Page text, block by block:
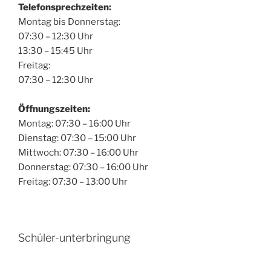
Telefonsprechzeiten:
Montag bis Donnerstag:
07:30 – 12:30 Uhr
13:30 – 15:45 Uhr
Freitag:
07:30 – 12:30 Uhr
Öffnungszeiten:
Montag: 07:30 – 16:00 Uhr
Dienstag: 07:30 – 15:00 Uhr
Mittwoch: 07:30 – 16:00 Uhr
Donnerstag: 07:30 – 16:00 Uhr
Freitag: 07:30 – 13:00 Uhr
Schüler-unterbringung